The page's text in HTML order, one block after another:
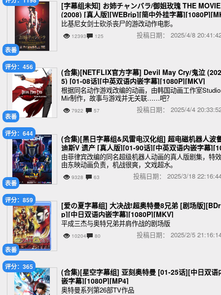
表番
[字幕组未知] お姉チャンバラ/御姐玫瑰 THE MOVIE
(2008) [真人版][WEBrip][简中外挂字幕
V]
比基尼女剑士砍杀丧尸的游改动作电影。
12393 125 投稿日期： 2025/4/8
表番
评分：456
(合集)[NETFLIX官方字幕] Devil May Cry/鬼泣 (202
5) [01-08话][中英双语内嵌字幕][1080P][MKV]
根据同名动作游戏改编的动画，由韩国动画工作室Studio
Mir制作，故事与游戏并无关联……吧？
7922 57 投稿日期： 2025/4/4
表番
评分：644
(合集)[黑日字幕组&风雷电汉化组] 超电磁机器人波
迪斯V 遗产 [真人版][01-90话][中英双语内嵌字幕
0P][MP4]
由菲律宾改编的同名超级机器人动画的真人版剧集，特效
由东映动画负责，机战很爽，文戏超水。
9328 63 投稿日期： 2025/3/18
表番
评分：859
[爱の夏字幕组] 大决战!超奥特曼8兄弟 [剧场版
p][中日双语内嵌字幕][1080P][MKV]
平成三杰与奥特兄弟并肩作战的剧场版
10204 80 投稿日期： 2025/2/5
评分：365
(合集)[星空字幕组] 亚刻奥特曼 [01-25话][中日双语
嵌字幕][1080P][MP4]
奥特曼系列第26部TV作品